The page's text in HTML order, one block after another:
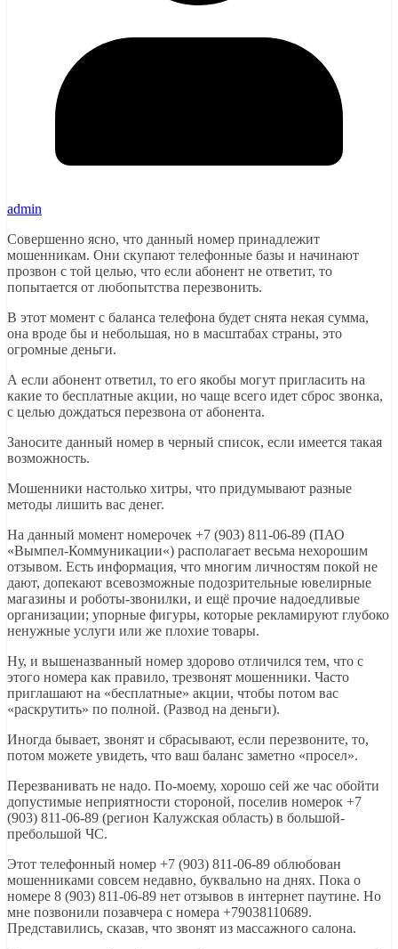
admin
Совершенно ясно, что данный номер принадлежит
мошенникам. Они скупают телефонные базы и начинают
прозвон с той целью, что если абонент не ответит, то
попытается от любопытства перезвонить.
В этот момент с баланса телефона будет снята некая сумма,
она вроде бы и небольшая, но в масштабах страны, это
огромные деньги.
А если абонент ответил, то его якобы могут пригласить на
какие то бесплатные акции, но чаще всего идет сброс звонка,
с целью дождаться перезвона от абонента.
Заносите данный номер в черный список, если имеется такая
возможность.
Мошенники настолько хитры, что придумывают разные
методы лишить вас денег.
На данный момент номерочек +7 (903) 811-06-89 (ПАО
«Вымпел-Коммуникации­«) располагает весьма нехорошим
отзывом. Есть информация, что многим личностям покой не
дают, допекают всевозможные подозрительные ювелирные
магазины и роботы-звонилки, и ещё прочие надоедливые
организации; упорные фигуры, которые рекламируют глубоко
ненужные услуги или же плохие товары.
Ну, и вышеназванный номер здорово отличился тем, что с
этого номера как правило, трезвонят мошенники. Часто
приглашают на «бесплатные» акции, чтобы потом вас
«раскрутить» по полной. (Развод на деньги).
Иногда бывает, звонят и сбрасывают, если перезвоните, то,
потом можете увидеть, что ваш баланс заметно «просел».
Перезванивать не надо. По-моему, хорошо сей же час обойти
допустимые неприятности стороной, поселив номерок +7
(903) 811-06-89 (регион Калужская область) в большой-
пребольшой ЧС.
Этот телефонный номер +7 (903) 811-06-89 облюбован
мошенниками совсем недавно, буквально на днях. Пока о
номере 8 (903) 811-06-89 нет отзывов в интернет паутине. Но
мне позвонили позавчера с номера +79038110689.
Представились, сказав, что звонят из массажного салона.